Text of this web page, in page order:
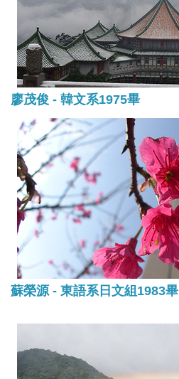
廖茂俊 - 韓文系1975畢
蘇榮源 - 東語系日文組1983畢